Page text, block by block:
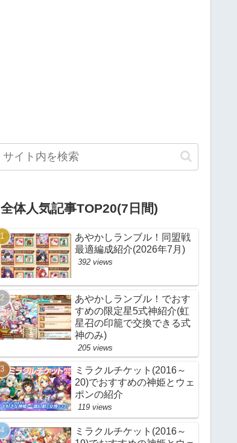
全体人気記事TOP20(7日間)
あやかしランブル！同盟戦
最適編成紹介(2026年7月)
392 views
あやかしランブル！でおす
すめの限定星5式神紹介(虹
星召の印籠で交換できる式
神のみ)
205 views
ミラクルチケット(2016～
20)でおすすめの神姫とウェ
ポンの紹介
119 views
ミラクルチケット(2016～